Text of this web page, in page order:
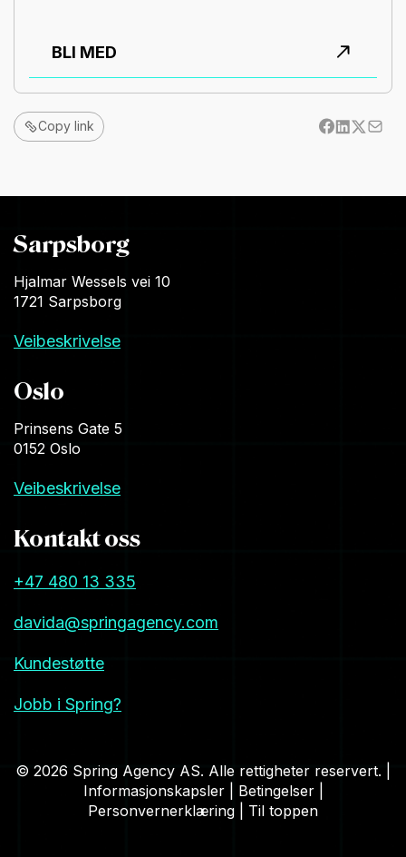
BLI MED
Copy link
Sarpsborg
Hjalmar Wessels vei 10
1721 Sarpsborg
Veibeskrivelse
Oslo
Prinsens Gate 5
0152 Oslo
Veibeskrivelse
Kontakt oss
+47 480 13 335
davida@springagency.com
Kundestøtte
Jobb i Spring?
© 2026 Spring Agency AS. Alle rettigheter reservert. |
Informasjonskapsler
Betingelser
Personvernerklæring
Til toppen